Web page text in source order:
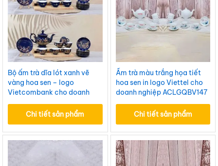
Bộ ấm trà dĩa lót xanh vẽ
vàng hoa sen – logo
Vietcombank cho doanh
nghiệp ACLGQBV162
Chi tiết sản phẩm
Ấm trà màu trắng họa tiết
hoa sen in logo Viettel cho
doanh nghiệp ACLGQBV147
Chi tiết sản phẩm